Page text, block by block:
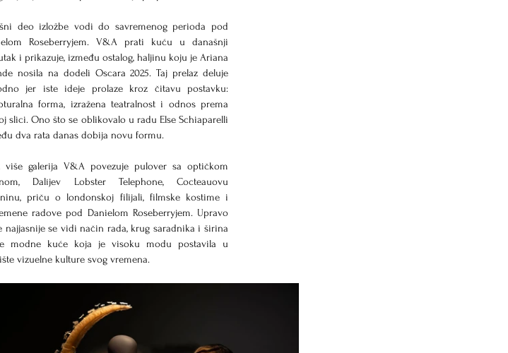
deo izložbe vodi do savremenog perioda pod
Roseberryjem. V&A prati kuću u današnji
i prikazuje, između ostalog, haljinu koju je Ariana
nosila na dodeli Oscara 2025. Taj prelaz deluje
jer iste ideje prolaze kroz čitavu postavku:
forma, izražena teatralnost i odnos prema
slici. Ono što se oblikovalo u radu Else Schiaparelli
dva rata danas dobija novu formu.
više galerija V&A povezuje pulover sa optičkom
Dalíjev Lobster Telephone, Cocteauovu
priču o londonskoj filijali, filmske kostime i
radove pod Danielom Roseberryjem. Upravo
najjasnije se vidi način rada, krug saradnika i širina
modne kuće koja je visoku modu postavila u
vizuelne kulture svog vremena.